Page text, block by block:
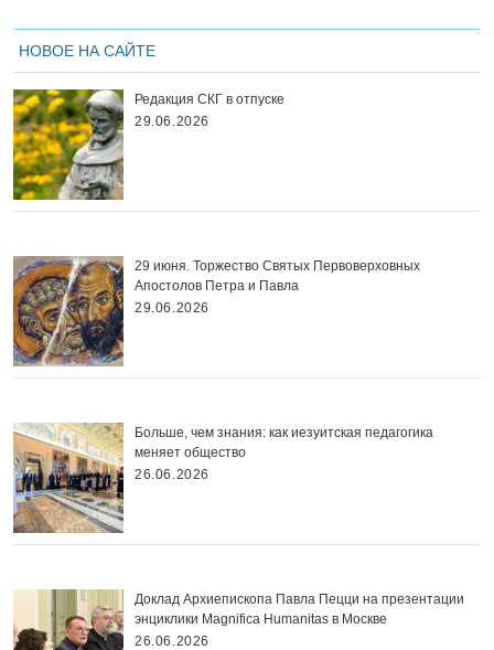
НОВОЕ НА САЙТЕ
Редакция СКГ в отпуске
29.06.2026
29 июня. Торжество Святых Первоверховных
Апостолов Петра и Павла
29.06.2026
Больше, чем знания: как иезуитская педагогика
меняет общество
26.06.2026
Доклад Архиепископа Павла Пецци на презентации
энциклики Magnifica Нumanitas в Москве
26.06.2026